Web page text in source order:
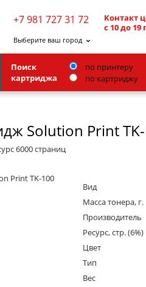
+7 981 727 31 72
Контакт
с 10 до
Выберите ваш город
HP
Xerox
Поиск
картриджа
по принтеру
по картриджу
Solution Print
6000 страниц
Вид
Масса тонера, г.
Производитель
Ресурс, стр. (6%)
Цвет
Тип
Вес